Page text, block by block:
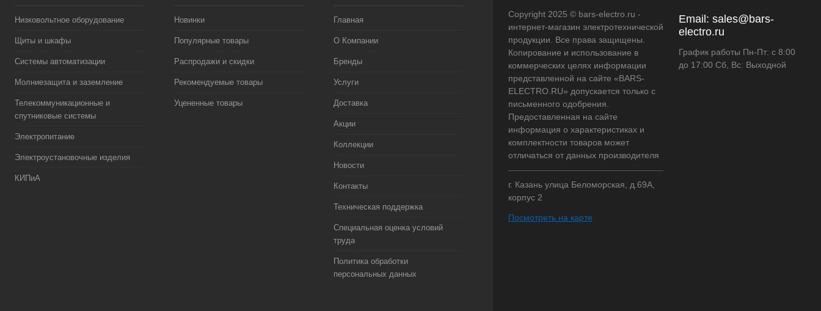
Низковольтное оборудование
Щиты и шкафы
Системы автоматизации
Молниезащита и заземление
Телекоммуникационные и
спутниковые системы
Электропитание
Электроустановочные изделия
КИПиА
Новинки
Популярные товары
Распродажи и скидки
Рекомендуемые товары
Уцененные товары
Главная
О Компании
Бренды
Услуги
Доставка
Акции
Коллекции
Новости
Контакты
Техническая поддержка
Специальная оценка условий
труда
Политика обработки
персональных данных
Copyright 2025 © bars-electro.ru -
интернет-магазин электротехнической
продукции. Все права защищены.
Копирование и использование в
коммерческих целях информации
представленной на сайте «BARS-
ELECTRO.RU» допускается только с
письменного одобрения.
Предоставленная на сайте
информация о характеристиках и
комплектности товаров может
отличаться от данных производителя
г. Казань улица Беломорская, д.69А,
корпус 2
Посмотреть на карте
Email: sales@bars-
electro.ru
График работы Пн-Пт: с 8:00
до 17:00 Сб, Вс: Выходной